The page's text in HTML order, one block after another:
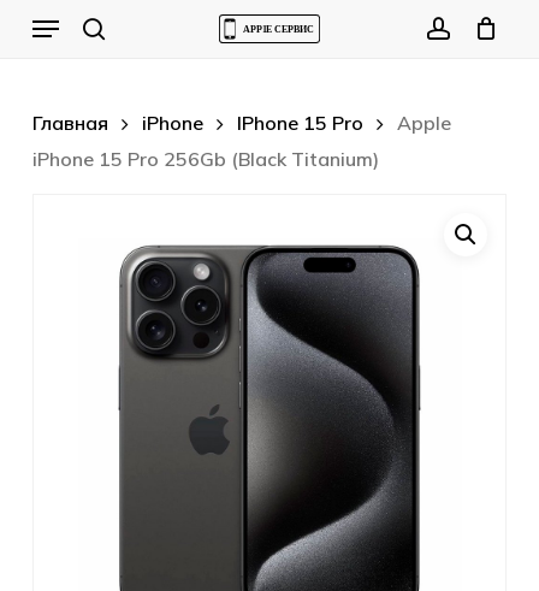
Menu
Главная iPhone IPhone 15 Pro
Apple
iPhone 15 Pro 256Gb (Black Titanium)